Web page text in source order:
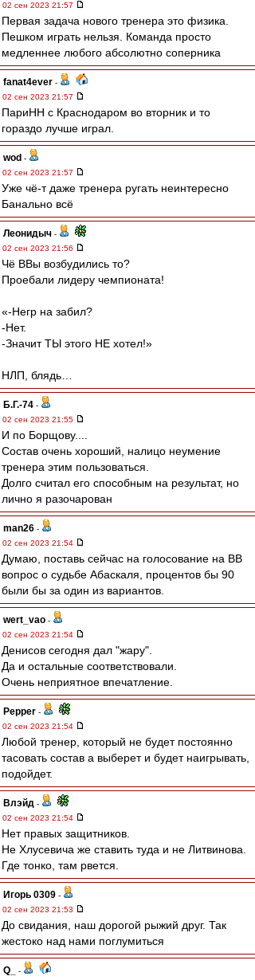
02 сен 2023 21:57
Первая задача нового тренера это физика.
Пешком играть нельзя. Команда просто
медленнее любого абсолютно соперника
fanat4ever -
02 сен 2023 21:57
ПариНН с Краснодаром во вторник и то
гораздо лучше играл.
wod -
02 сен 2023 21:57
Уже чё-т даже тренера ругать неинтересно
Банально всё
Леонидыч -
02 сен 2023 21:56
Чё ВВы возбудились то?
Проебали лидеру чемпионата!
«-Негр на забил?
-Нет.
-Значит ТЫ этого НЕ хотел!»
НЛП, блядь…
Б.Г.-74 -
02 сен 2023 21:55
И по Борщову....
Состав очень хороший, налицо неумение
тренера этим пользоваться.
Долго считал его способным на результат, но
лично я разочарован
man26 -
02 сен 2023 21:54
Думаю, поставь сейчас на голосование на ВВ
вопрос о судьбе Абаскаля, процентов бы 90
были бы за один из вариантов.
wert_vao -
02 сен 2023 21:54
Денисов сегодня дал "жару".
Да и остальные соответствовали.
Очень неприятное впечатление.
Pepper -
02 сен 2023 21:54
Любой тренер, который не будет постоянно
тасовать состав а выберет и будет наигрывать,
подойдет.
Влэйд -
02 сен 2023 21:54
Нет правых защитников.
Не Хлусевича же ставить туда и не Литвинова.
Где тонко, там рвется.
Игорь 0309 -
02 сен 2023 21:53
До свидания, наш дорогой рыжий друг. Так
жестоко над нами поглумиться
Q_ -